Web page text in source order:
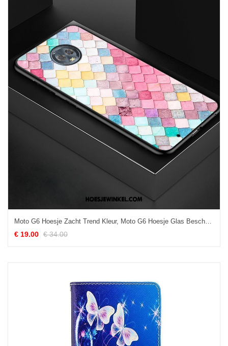
Moto G6 Hoesje Zacht Trend Kleur, Moto G6 Hoesje Glas Bescherming
€ 19.00 € 34.00